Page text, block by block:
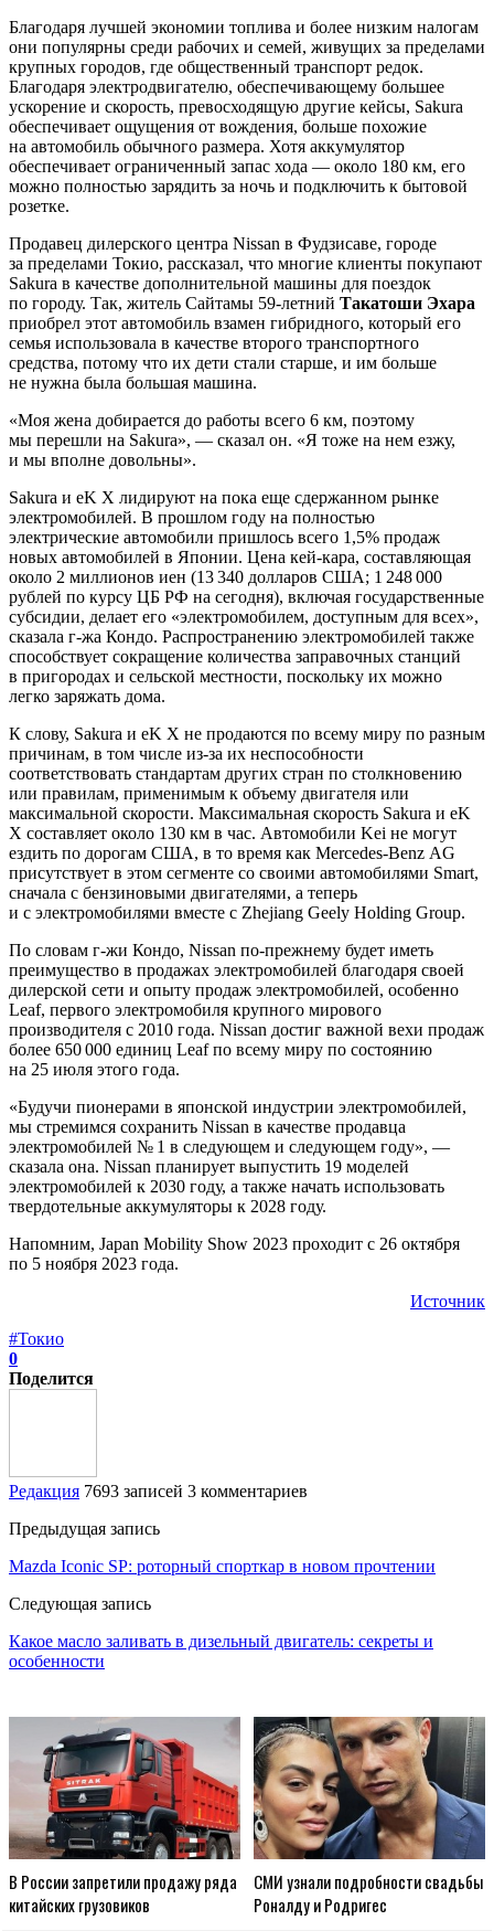
Благодаря лучшей экономии топлива и более низким налогам
они популярны среди рабочих и семей, живущих за пределами
крупных городов, где общественный транспорт редок.
Благодаря электродвигателю, обеспечивающему большее
ускорение и скорость, превосходящую другие кейсы, Sakura
обеспечивает ощущения от вождения, больше похожие
на автомобиль обычного размера. Хотя аккумулятор
обеспечивает ограниченный запас хода — около 180 км, его
можно полностью зарядить за ночь и подключить к бытовой
розетке.
Продавец дилерского центра Nissan в Фудзисаве, городе
за пределами Токио, рассказал, что многие клиенты покупают
Sakura в качестве дополнительной машины для поездок
по городу. Так, житель Сайтамы 59-летний Такатоши Эхара
приобрел этот автомобиль взамен гибридного, который его
семья использовала в качестве второго транспортного
средства, потому что их дети стали старше, и им больше
не нужна была большая машина.
«Моя жена добирается до работы всего 6 км, поэтому
мы перешли на Sakura», — сказал он. «Я тоже на нем езжу,
и мы вполне довольны».
Sakura и eK X лидируют на пока еще сдержанном рынке
электромобилей. В прошлом году на полностью
электрические автомобили пришлось всего 1,5% продаж
новых автомобилей в Японии. Цена кей-кара, составляющая
около 2 миллионов иен (13 340 долларов США; 1 248 000
рублей по курсу ЦБ РФ на сегодня), включая государственные
субсидии, делает его «электромобилем, доступным для всех»,
сказала г-жа Кондо. Распространению электромобилей также
способствует сокращение количества заправочных станций
в пригородах и сельской местности, поскольку их можно
легко заряжать дома.
К слову, Sakura и eK X не продаются по всему миру по разным
причинам, в том числе из-за их неспособности
соответствовать стандартам других стран по столкновению
или правилам, применимым к объему двигателя или
максимальной скорости. Максимальная скорость Sakura и eK
X составляет около 130 км в час. Автомобили Kei не могут
ездить по дорогам США, в то время как Mercedes-Benz AG
присутствует в этом сегменте со своими автомобилями Smart,
сначала с бензиновыми двигателями, а теперь
и с электромобилями вместе с Zhejiang Geely Holding Group.
По словам г-жи Кондо, Nissan по-прежнему будет иметь
преимущество в продажах электромобилей благодаря своей
дилерской сети и опыту продаж электромобилей, особенно
Leaf, первого электромобиля крупного мирового
производителя с 2010 года. Nissan достиг важной вехи продаж
более 650 000 единиц Leaf по всему миру по состоянию
на 25 июля этого года.
«Будучи пионерами в японской индустрии электромобилей,
мы стремимся сохранить Nissan в качестве продавца
электромобилей № 1 в следующем и следующем году», —
сказала она. Nissan планирует выпустить 19 моделей
электромобилей к 2030 году, а также начать использовать
твердотельные аккумуляторы к 2028 году.
Напомним, Japan Mobility Show 2023 проходит с 26 октября
по 5 ноября 2023 года.
Источник
#Токио
0
Поделится
Редакция 7693 записей 3 комментариев
Предыдущая запись
Mazda Iconic SP: роторный спорткар в новом прочтении
Следующая запись
Какое масло заливать в дизельный двигатель: секреты и
особенности
В России запретили продажу ряда
китайских грузовиков
СМИ узнали подробности свадьбы
Роналду и Родригес